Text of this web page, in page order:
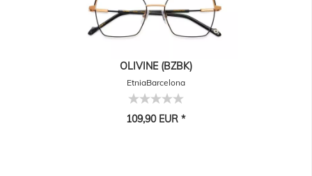
OLIVINE (BZBK)
EtniaBarcelona
109,90 EUR *